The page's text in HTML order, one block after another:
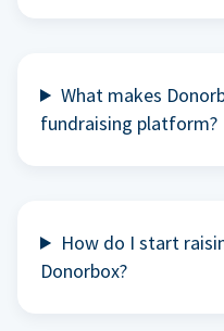
What makes
fundraising platform?
How do I start
Donorbox?